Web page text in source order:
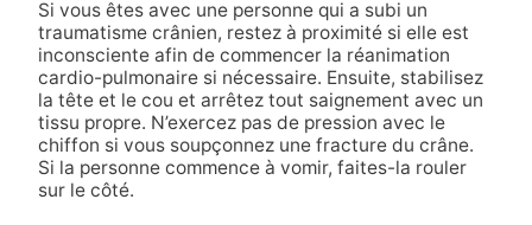
Si vous êtes avec une personne qui a subi un
traumatisme crânien, restez à proximité si elle est
inconsciente afin de commencer la réanimation
cardio-pulmonaire si nécessaire. Ensuite, stabilisez
la tête et le cou et arrêtez tout saignement avec un
tissu propre. N’exercez pas de pression avec le
chiffon si vous soupçonnez une fracture du crâne.
Si la personne commence à vomir, faites-la rouler
sur le côté.